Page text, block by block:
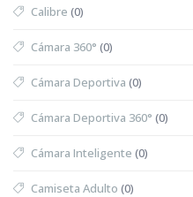
Calibre (0)
Cámara 360° (0)
Cámara Deportiva (0)
Cámara Deportiva 360° (0)
Cámara Inteligente (0)
Camiseta Adulto (0)